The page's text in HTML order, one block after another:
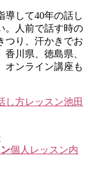
導して40年の話し
。人前で話す時の
つり、汗かきでお
川県、徳島県、
オンライン講座も
個人レッスン内